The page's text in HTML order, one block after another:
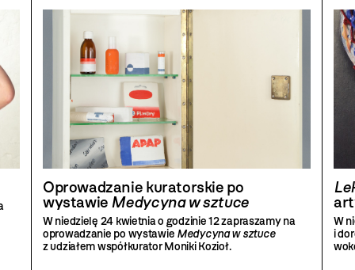
Oprowadzanie kuratorskie po
wystawie Medycyna w sztuce
W niedzielę 24 kwietnia o godzinie 12 zapraszamy na
oprowadzanie po wystawie Medycyna w sztuce
z udziałem współkurator Moniki Kozioł.
W
i